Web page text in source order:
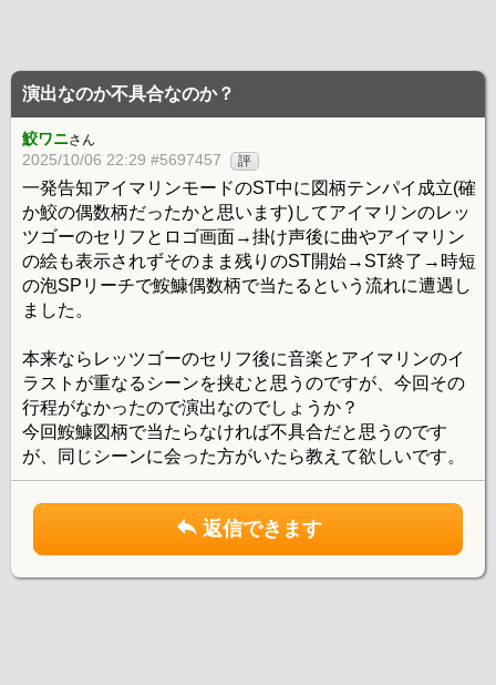
演出なのか不具合なのか？
鮫ワニさん
2025/10/06 22:29 #5697457 評
一発告知アイマリンモードのST中に図柄テンパイ成立(確
か鮫の偶数柄だったかと思います)してアイマリンのレッ
ツゴーのセリフとロゴ画面→掛け声後に曲やアイマリン
の絵も表示されずそのまま残りのST開始→ST終了→時短
の泡SPリーチで鮟鱇偶数柄で当たるという流れに遭遇し
ました。
本来ならレッツゴーのセリフ後に音楽とアイマリンのイ
ラストが重なるシーンを挟むと思うのですが、今回その
行程がなかったので演出なのでしょうか？
今回鮟鱇図柄で当たらなければ不具合だと思うのです
が、同じシーンに会った方がいたら教えて欲しいです。
返信できます